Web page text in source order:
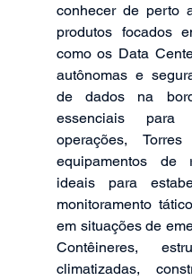
conhecer de perto
produtos focados
como os Data
autônomas e
de dados na
essenciais
operações,
equipamentos de
ideais para
monitoramento
em situações de
Contêineres,
climatizadas,